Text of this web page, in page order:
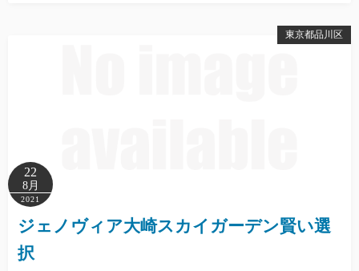
東京都品川区
22
8月
2021
ジェノヴィア大崎スカイガーデン賢い選
択